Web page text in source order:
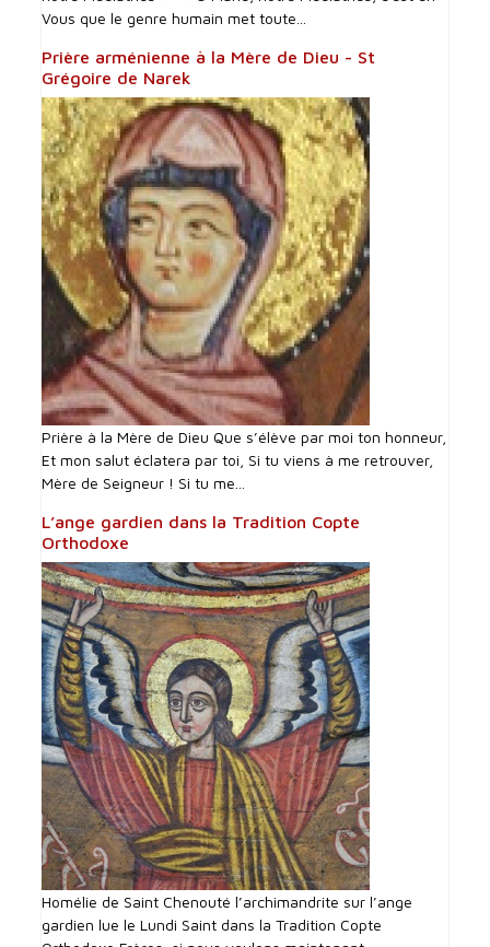
Vous que le genre humain met toute...
Prière arménienne à la Mère de Dieu - St
Grégoire de Narek
Prière à la Mère de Dieu Que s’élève par moi ton honneur,
Et mon salut éclatera par toi, Si tu viens à me retrouver,
Mère de Seigneur ! Si tu me...
L’ange gardien dans la Tradition Copte
Orthodoxe
Homélie de Saint Chenouté l’archimandrite sur l’ange
gardien lue le Lundi Saint dans la Tradition Copte